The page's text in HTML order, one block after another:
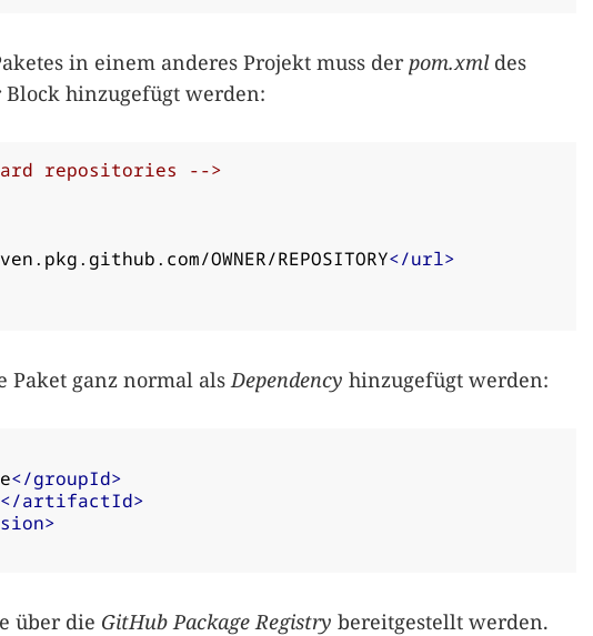
in einem anderes Projekt muss derpom.xmldes
hinzugefügt werden:
repositories -->
OWNER/REPOSITORY</url>
Paket ganz normal alsDependency hinzugefügt werden:
</groupId>
</artifactId>
über die GitHub Package Registry bereitgestellt werden.